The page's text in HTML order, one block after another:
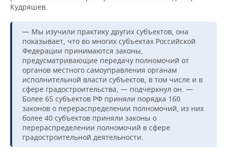
Кудряшев.
— Мы изучили практику других субъектов, она
показывает, что во многих субъектах Российской
Федерации принимаются законы,
предусматривающие передачу полномочий от
органов местного самоуправления органам
исполнительной власти субъектов, в том числе и в
сфере градостроительства, — подчеркнул он. —
Более 65 субъектов РФ приняли порядка 160
законов о перераспределении полномочий, из них
более 40 субъектов приняли законы о
перераспределении полномочий в сфере
градостроительной деятельности.